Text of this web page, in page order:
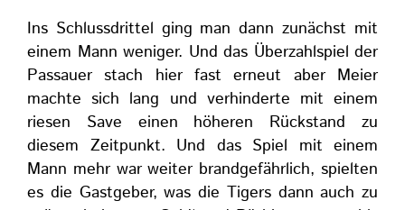
Ins Schlussdrittel ging man dann zunächst mit
einem Mann weniger. Und das Überzahlspiel der
Passauer stach hier fast erneut aber Meier
machte sich lang und verhinderte mit einem
riesen Save einen höheren Rückstand zu
diesem Zeitpunkt. Und das Spiel mit einem
Mann mehr war weiter brandgefährlich, spielten
es die Gastgeber, was die Tigers dann auch zu